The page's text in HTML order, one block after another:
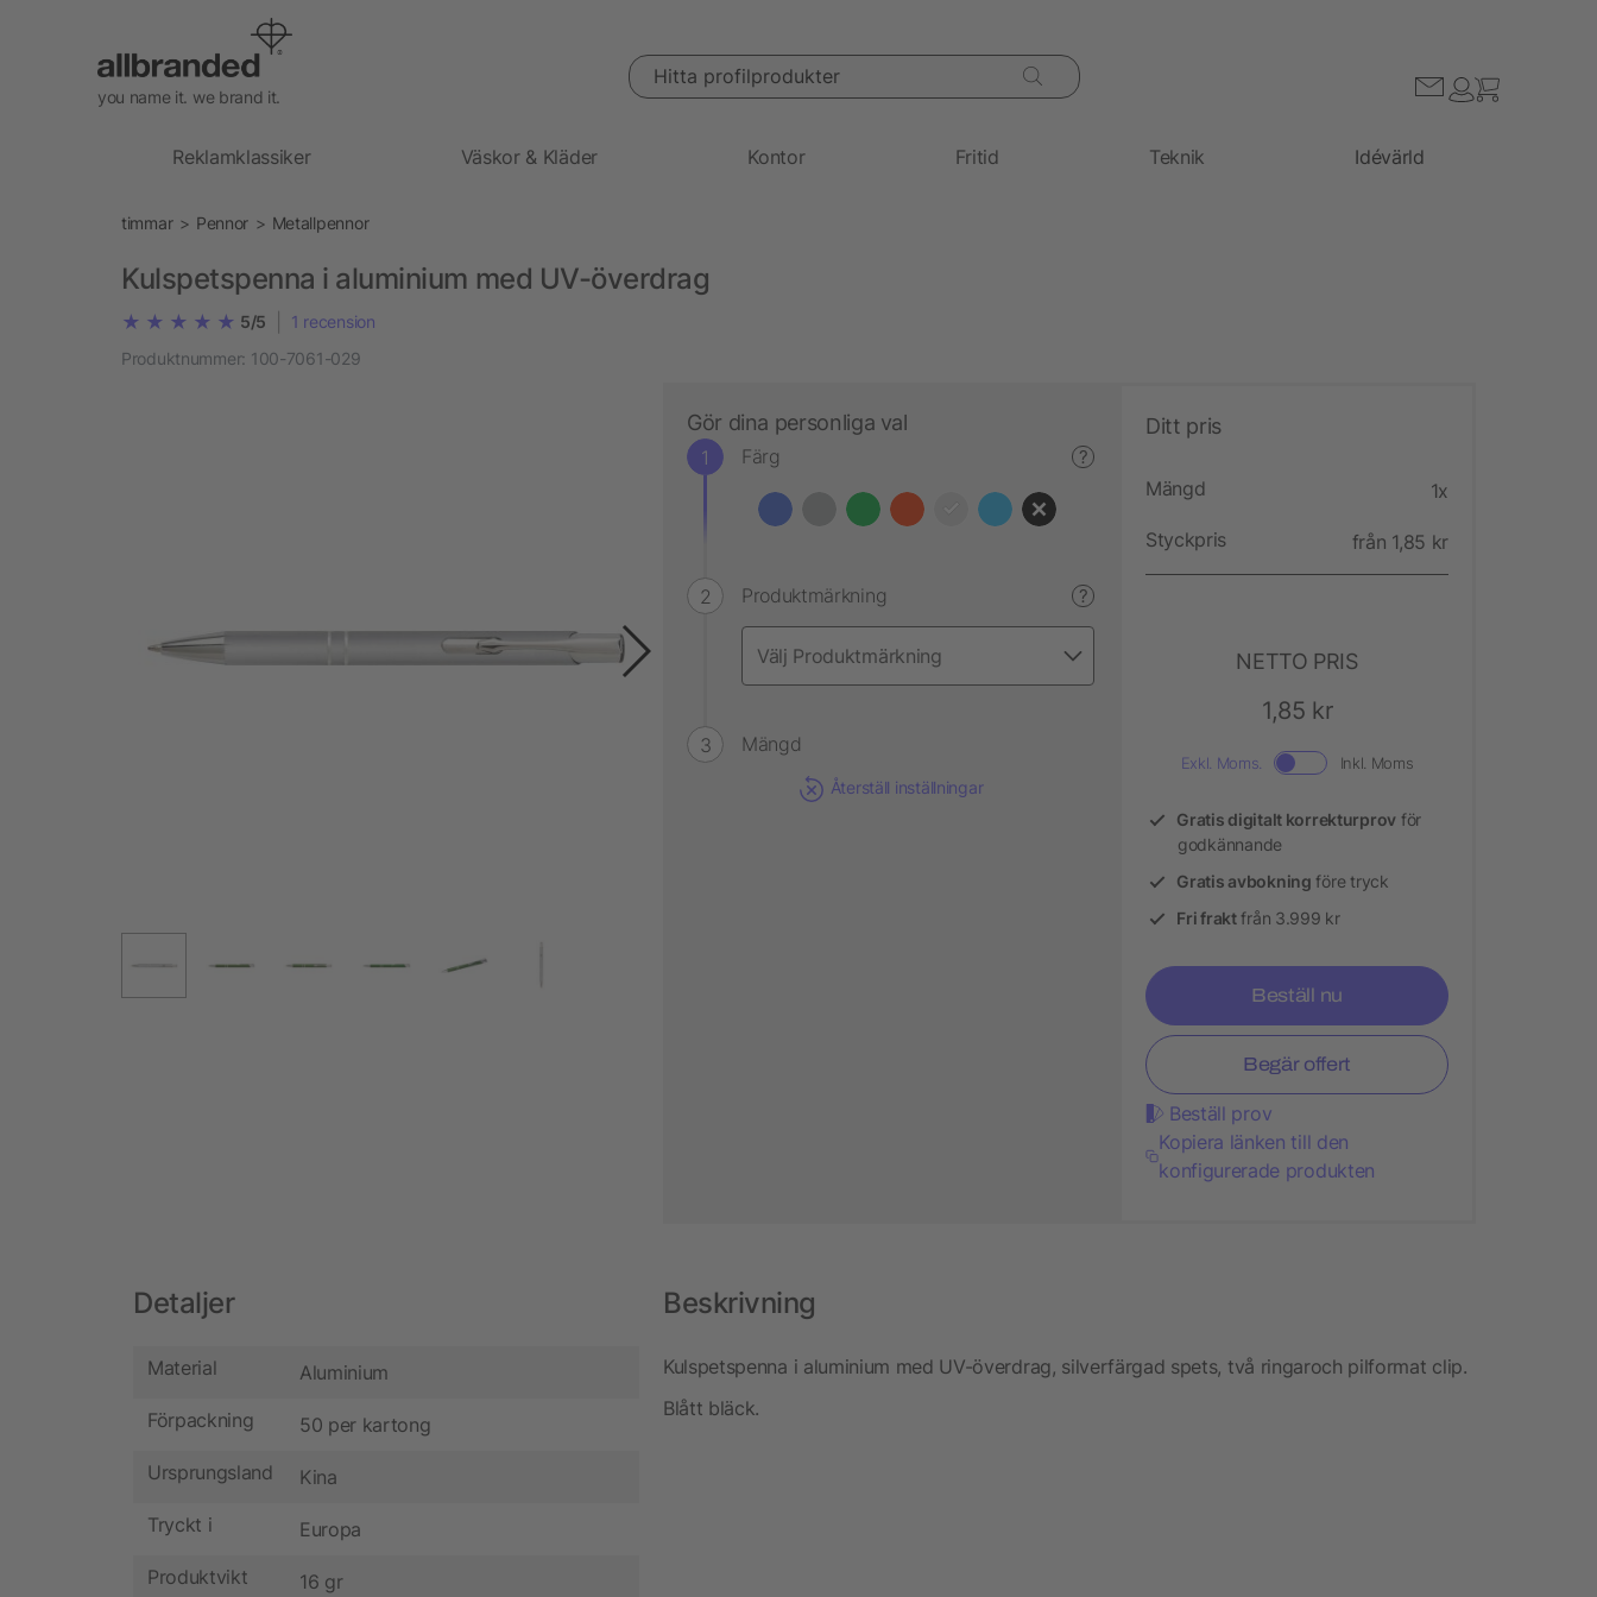
you name it. we brand it.
Hitta profilprodukter
Reklamklassiker Väskor & Kläder Kontor Fritid Teknik Idévärld
timmar Pennor Metallpennor
Kulspetspenna i aluminium med UV-överdrag
5/5 1 recension
Produktnummer: 100-7061-029
Gör dina personliga val
Färg ?
Produktmärkning ?
Mängd
Återställ inställningar
Ditt pris
Mängd 1x
Styckpris från 1,85 kr
NETTO PRIS
1,85 kr
Exkl. Moms. Inkl. Moms
Gratis digitalt korrekturprov för
godkännande
Gratis avbokning före tryck
Fri fraktfrån 3.999 kr
Beställ nu
Begär offert
Beställ prov
Kopiera länken till den
konfigurerade produkten
Detaljer
Material Aluminium
Förpackning 50 per kartong
Ursprungsland Kina
Tryckt i Europa
Produktvikt 16 gr
Beskrivning
Kulspetspenna i aluminium med UV-överdrag, silverfärgad spets, två ringaroch pilformat clip.
Blått bläck.